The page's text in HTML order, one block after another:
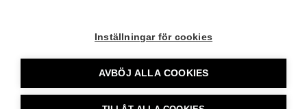
Inställningar för cookies
AVBÖJ ALLA COOKIES